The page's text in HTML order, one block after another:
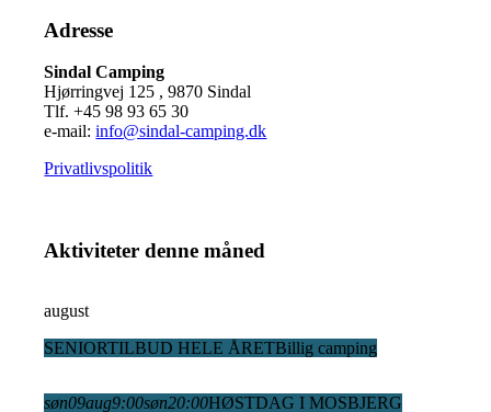
Adresse
Sindal Camping
Hjørringvej 125 , 9870 Sindal
Tlf. +45 98 93 65 30
e-mail:info@sindal-camping.dk
Privatlivspolitik
Aktiviteter denne måned
august
SENIORTILBUD HELE ÅRETBillig camping
søn09aug9:00søn20:00HØSTDAG I MOSBJERG